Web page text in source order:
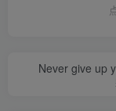
Never give up